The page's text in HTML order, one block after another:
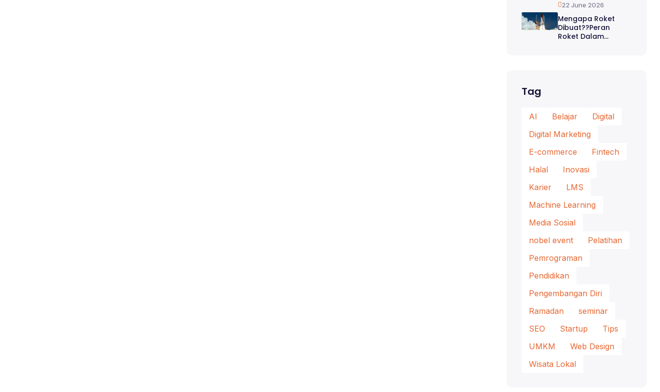
22 June 2026
Mengapa Roket
Dibuat??Peran
Roket Dalam...
Tag
AI Belajar
Digital
Digital Marketing
E-commerce
Fintech
Halal
Inovasi
Karier
LMS
Machine Learning
Media Sosial
nobel event
Pelatihan
Pemrograman
Pendidikan
Pengembangan Diri
Ramadan
seminar
SEO
Startup
Tips
UMKM
Web Design
Wisata Lokal